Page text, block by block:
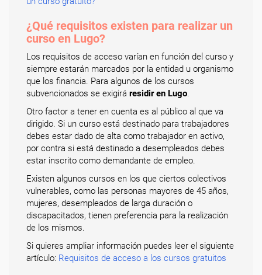
¿Qué requisitos existen para realizar un
curso en Lugo?
Los requisitos de acceso varían en función del curso y
siempre estarán marcados por la entidad u organismo
que los financia. Para algunos de los cursos
subvencionados se exigirá residir en Lugo.
Otro factor a tener en cuenta es al público al que va
dirigido. Si un curso está destinado para trabajadores
debes estar dado de alta como trabajador en activo,
por contra si está destinado a desempleados debes
estar inscrito como demandante de empleo.
Existen algunos cursos en los que ciertos colectivos
vulnerables, como las personas mayores de 45 años,
mujeres, desempleados de larga duración o
discapacitados, tienen preferencia para la realización
de los mismos.
Si quieres ampliar información puedes leer el siguiente
artículo: Requisitos de acceso a los cursos gratuitos